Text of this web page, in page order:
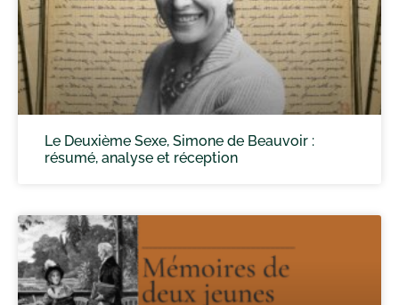
Le Deuxième Sexe, Simone de Beauvoir :
résumé, analyse et réception